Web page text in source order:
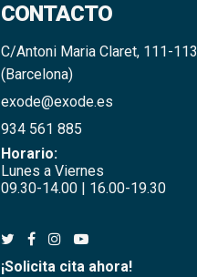
CONTACTO
C/Antoni Maria Claret, 111-113
(Barcelona)
exode@exode.es
934 561 885
Horario:
Lunes a Viernes
09.30-14.00 | 16.00-19.30
¡Solicita cita ahora!